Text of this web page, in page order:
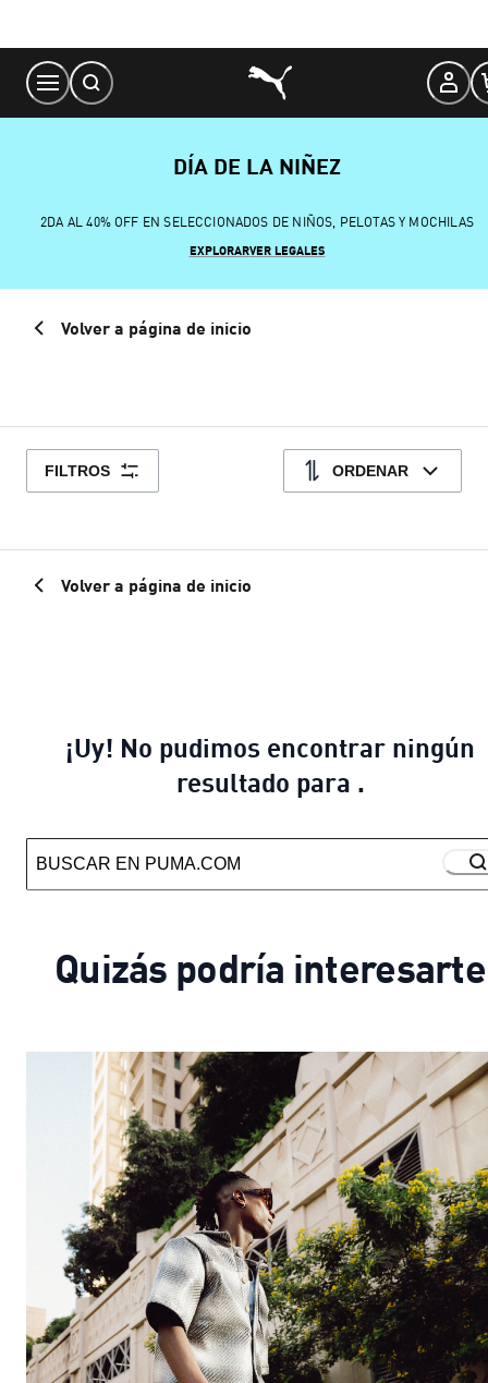
Content
DÍA DE LA NIÑEZ
2DA AL 40% OFF EN SELECCIONADOS DE NIÑOS, PELOTAS Y MOCHILAS
EXPLORARVER LEGALES
Volver a página de inicio
FILTROS ORDENAR
Volver a página de inicio
¡Uy! No pudimos encontrar ningún
resultado para .
Quizás podría interesarte